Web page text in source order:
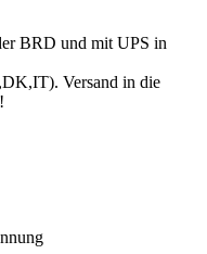
BRD und mit UPS in
Versand in die